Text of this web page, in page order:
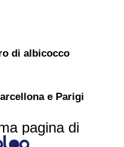
di albicocco
e Parigi
pagina di